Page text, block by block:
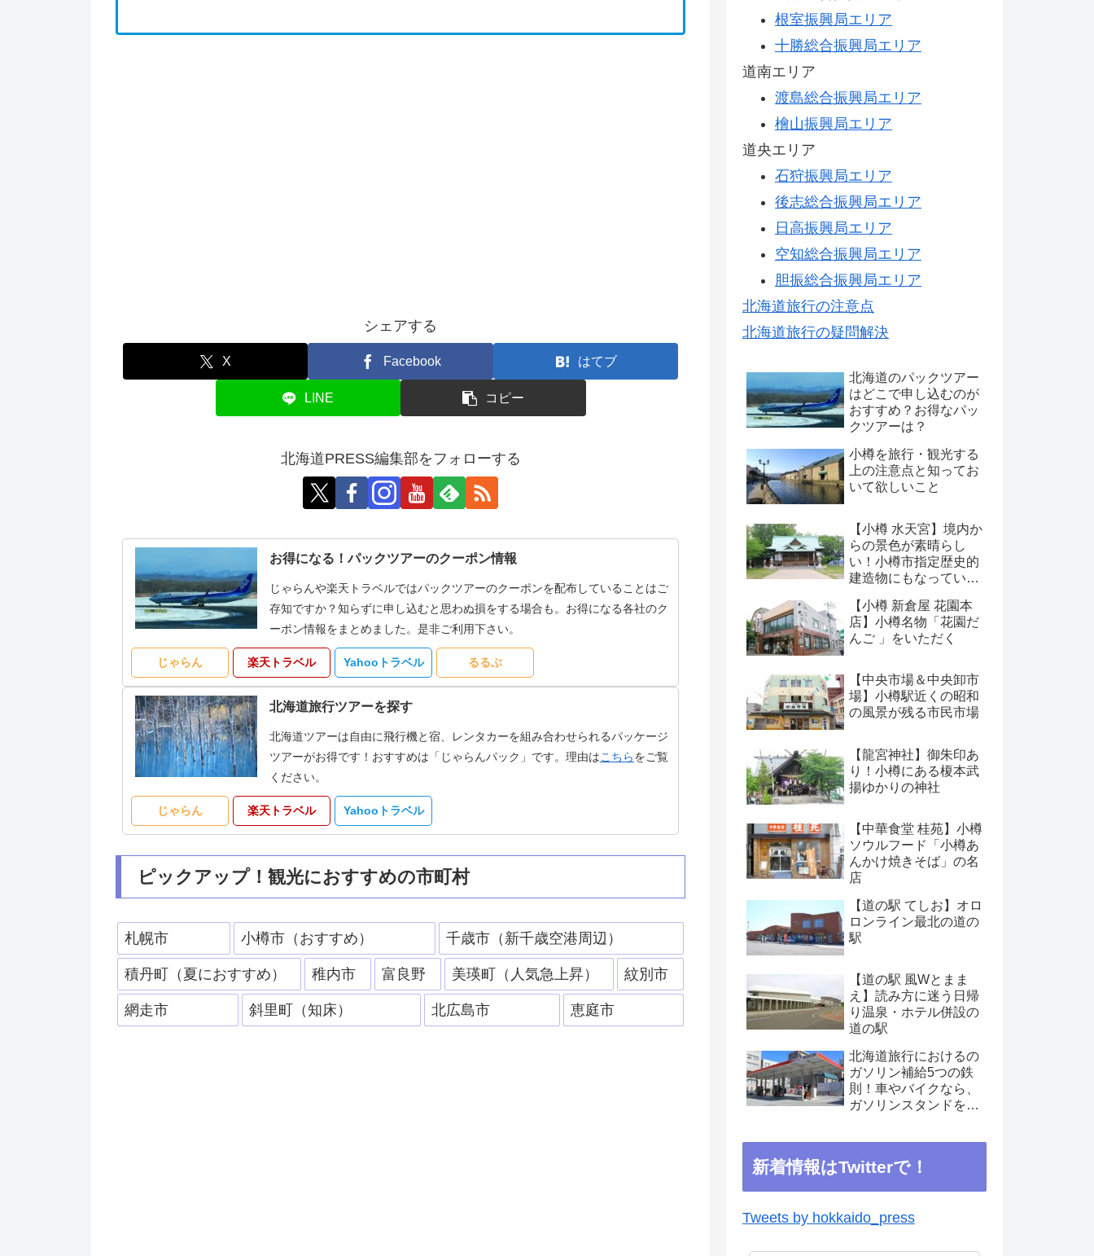
シェアする
X Facebook はてブ
LINE コピー
北海道PRESS編集部をフォローする
お得になる！パックツアーのクーポン情報
じゃらんや楽天トラベルではパックツアーのクーポンを配布していることはご
存知ですか？知らずに申し込むと思わぬ損をする場合も。お得になる各社のク
ーポン情報をまとめました。是非ご利用下さい。
じゃらん 楽天トラベル Yahooトラベル るるぶ
北海道旅行ツアーを探す
北海道ツアーは自由に飛行機と宿、レンタカーを組み合わせられるパッケージ
ツアーがお得です！おすすめは「じゃらんパック」です。理由はこちらをご覧
ください。
じゃらん 楽天トラベル Yahooトラベル
ピックアップ！観光におすすめの市町村
札幌市 小樽市（おすすめ） 千歳市（新千歳空港周辺）
積丹町（夏におすすめ） 稚内市 富良野 美瑛町（人気急上昇） 紋別市
網走市 斜里町（知床） 北広島市 恵庭市
根室振興局エリア
十勝総合振興局エリア
道南エリア
渡島総合振興局エリア
檜山振興局エリア
道央エリア
石狩振興局エリア
後志総合振興局エリア
日高振興局エリア
空知総合振興局エリア
胆振総合振興局エリア
北海道旅行の注意点
北海道旅行の疑問解決
北海道のパックツアー
はどこで申し込むのが
おすすめ？お得なパッ
クツアーは？
小樽を旅行・観光する
上の注意点と知ってお
いて欲しいこと
【小樽 水天宮】境内か
らの景色が素晴らし
い！小樽市指定歴史的
建造物にもなっている
【小樽 新倉屋 花園本
店】小樽名物「花園だ
んご 」をいただく
【中央市場＆中央卸市
場】小樽駅近くの昭和
の風景が残る市民市場
【龍宮神社】御朱印あ
り！小樽にある榎本武
揚ゆかりの神社
【中華食堂 桂苑】小樽
ソウルフード「小樽あ
んかけ焼きそば」の名
店
【道の駅 てしお】オロ
ロンライン最北の道の
駅
【道の駅 風Wとまま
え】読み方に迷う日帰
り温泉・ホテル併設の
道の駅
北海道旅行におけるの
ガソリン補給5つの鉄
則！車やバイクなら、
ガソリンスタンドを見
新着情報はTwitterで！
Tweets by hokkaido_press